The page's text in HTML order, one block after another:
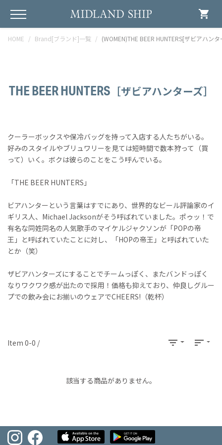
shopping_cart
HOME Brand[ブランド]一覧 (WOMEN)THE BEER HUNTERS[ザビアハン
THE BEER HUNTERS ［ザビアハンターズ］
クーラーボックスや保冷バッグを持って入店する人たちがいる。
好みのスタイルやブリュワリーを見ては短時間で数本狩って（買
って）いく。ボクは彼らのことをこう呼んでいる。
「THE BEER HUNTERS」
ビアハンターという言葉はすでにあり、世界的なビール評論家のイ
ギリス人、Michael Jacksonがそう呼ばれていました。ポゥッ！で
有名な同姓同名の人気歌手のマイケルジャクソンが「POPの帝
王」と呼ばれていたことに対し、「HOPの帝王」と呼ばれていた
とか（笑）
ザビアハンターズにすることでチームっぽく、またバンドっぽく
なりワクワク感が出たので採用！価格も抑えており、仲良しグルー
プでの飲み会にお揃いのウェアでCHEERS!（乾杯）
Item 0-0 / filter_list sort
該当する商品がありません。